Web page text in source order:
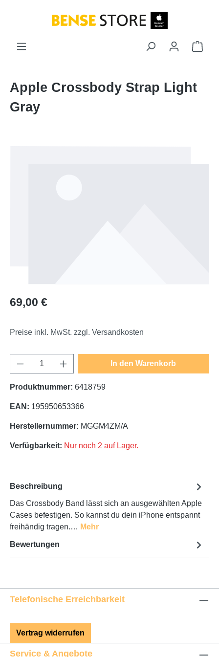
Apple Crossbody Strap Light
Gray
Regulärer Preis:
69,00 €
Preise inkl. MwSt. zzgl. Versandkosten
Produkt Anzahl: Gib den gewünschten
In den Warenkorb
Produktnummer: 6418759
EAN: 195950653366
Herstellernummer: MGGM4ZM/A
Verfügbarkeit: Nur noch 2 auf Lager.
Beschreibung
Das Crossbody Band lässt sich an ausgewählten Apple
Cases befestigen. So kannst du dein iPhone entspannt
freihändig tragen.… Mehr
Bewertungen
Telefonische Erreichbarkeit
Vertrag widerrufen
Service & Angebote